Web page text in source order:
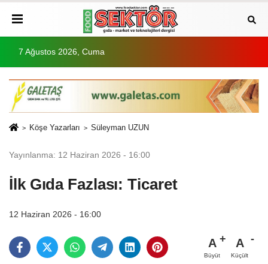
7 Ağustos 2026, Cuma
Köşe Yazarları Süleyman UZUN
Yayınlanma: 12 Haziran 2026 - 16:00
İlk Gıda Fazlası: Ticaret
12 Haziran 2026 - 16:00
A
Büyüt
A
Küçült